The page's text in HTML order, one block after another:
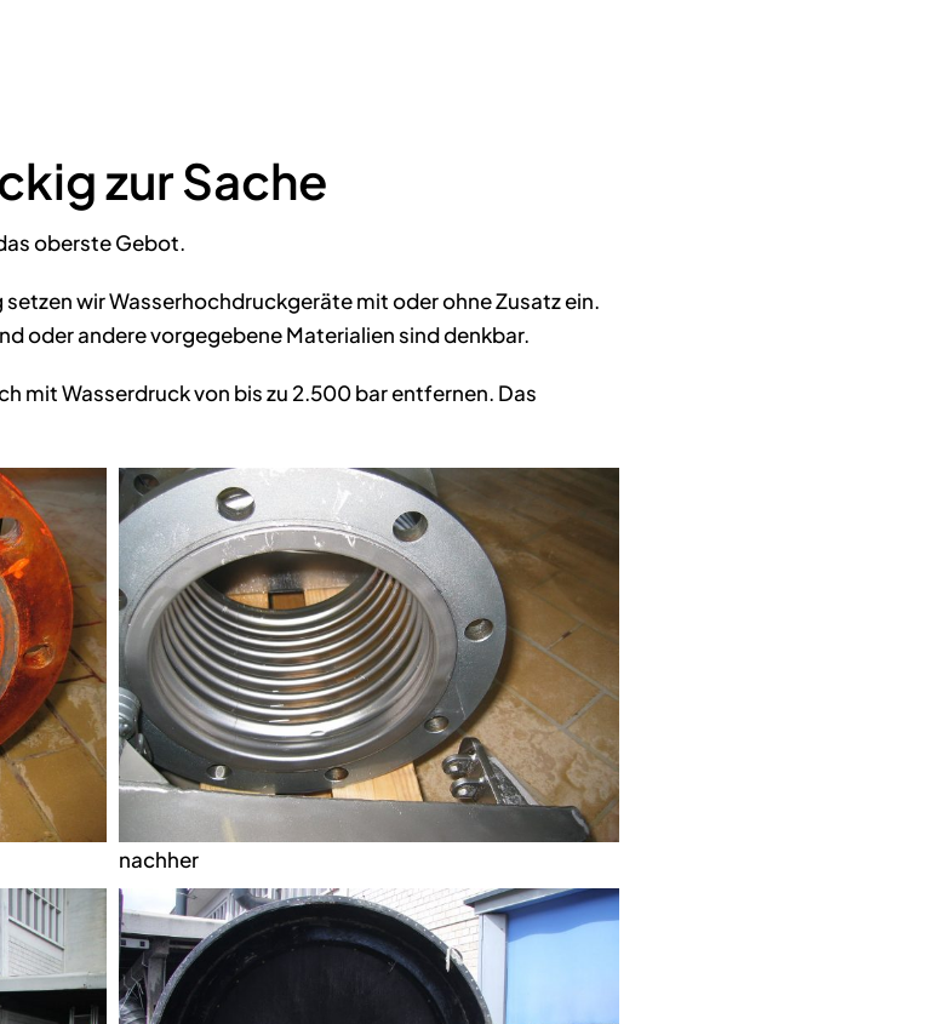
zur Sache
oberste Gebot.
wir Wasserhochdruckgeräte mit oder ohne Zusatz ein.
oder andere vorgegebene Materialien sind denkbar.
mit Wasserdruck von bis zu 2.500 bar entfernen. Das
nachher